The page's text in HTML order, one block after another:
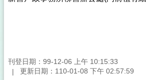
刊登日期：99-12-06 上午 10:15:33
更新日期：110-01-08 下午 02:57:59